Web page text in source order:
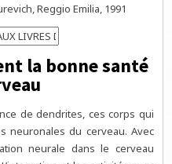
Reggio Emilia, 1991
la bonne santé
de dendrites, ces corps qui
neuronales du cerveau. Avec
neurale dans le cerveau